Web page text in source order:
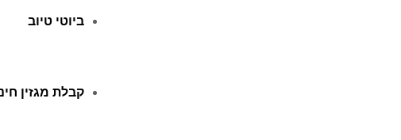
ביוטי טיוב
קבלת מגזין